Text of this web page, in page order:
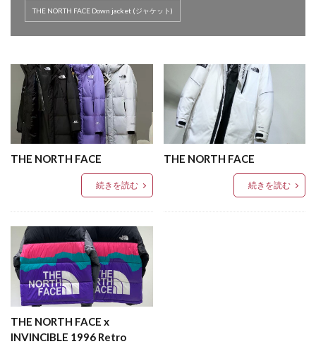
THE NORTH FACE Down jacket (ジャケット)
THE NORTH FACE
続きを読む
THE NORTH FACE
続きを読む
THE NORTH FACE x
INVINCIBLE 1996 Retro